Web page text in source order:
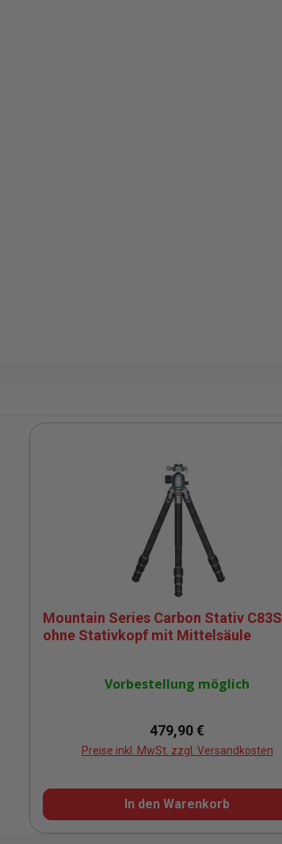
Mountain Series Carbon Stativ C83S
ohne Stativkopf mit Mittelsäule
Vorbestellung möglich
Regulärer Preis:
479,90 €
Preise inkl. MwSt. zzgl. Versandkosten
In den Warenkorb